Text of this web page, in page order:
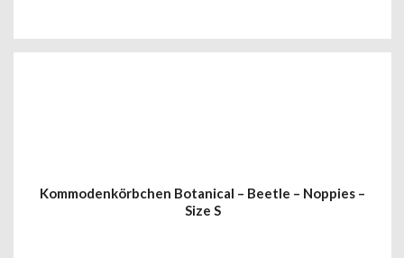
Kommodenkörbchen Botanical – Beetle – Noppies –
Size S